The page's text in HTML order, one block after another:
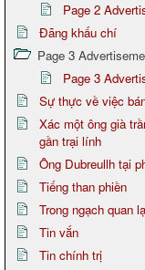
Page 2
Đãng khấu chí
Page 3
Page 3
Sự thực về việc
Xác một ông già
gần trại lính
Ông Dubreullh tại
Tiếng than phiền
Trong ngạch quan
Tin vắn
Tin chính trị